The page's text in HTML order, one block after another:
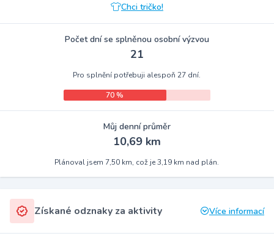
Chci tričko!
Počet dní se splněnou osobní výzvou
21
Pro splnění potřebuji alespoň 27 dní.
70 %
Můj denní průměr
10,69 km
Plánoval jsem 7,50 km, což je 3,19 km nad plán.
Získané odznaky za aktivity Více informací